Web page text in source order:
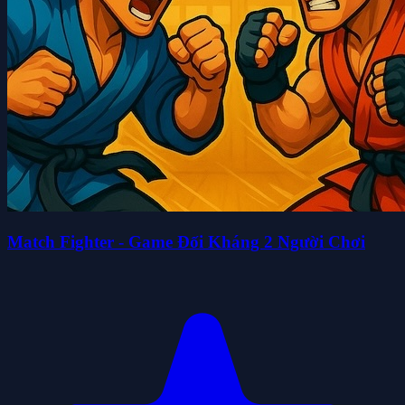
Match Fighter - Game Đối Kháng 2 Người Chơi